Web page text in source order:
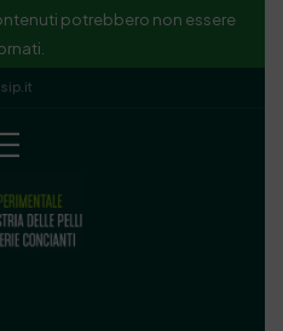
potrebbero non essere